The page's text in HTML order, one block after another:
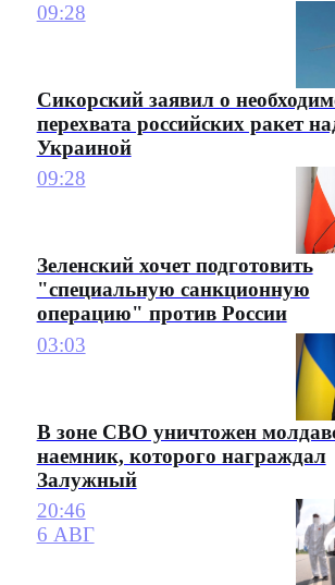
09:28
Сикорский заявил о
перехвата российских ракет
Украиной
09:28
Зеленский хочет подготовить
"специальную санкционную
операцию" против России
03:03
В зоне СВО уничтожен
наемник, которого награждал
Залужный
20:46
6 АВГ